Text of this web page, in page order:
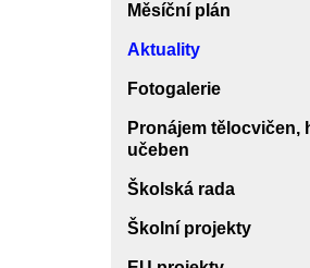
Měsíční plán
Aktuality
Fotogalerie
Pronájem tělocvičen,
učeben
Školská rada
Školní projekty